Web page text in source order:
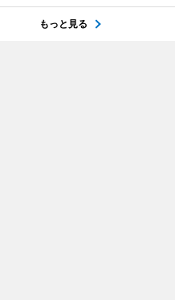
もっと見る